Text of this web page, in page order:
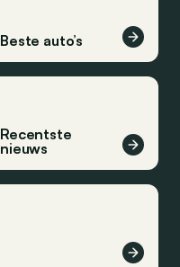
Beste auto’s
Recentste
nieuws